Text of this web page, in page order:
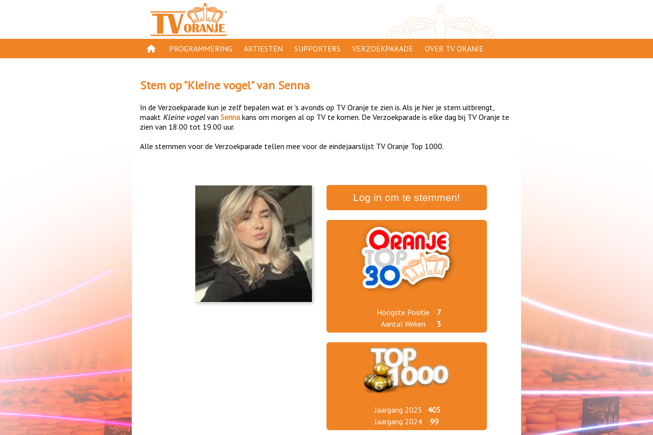
PROGRAMMERING
GESPEELD OP TV ORANJE
ORANJE KROON
TV ORANJE TOP 1000
11 VAN ORANJE
ARTIESTEN SUPPORTERS
AANMELDEN
VERZOEKPARADE OVER TV ORANJE
ADVERTEREN
PRIVACY
Stem op "Kleine vogel" van Senna
In de Verzoekparade kun je zelf bepalen wat er 's avonds op TV Oranje te zien is. Als je hier je stem uitbrengt,
maakt Kleine vogelvan Senna kans om morgen al op TV te komen. De Verzoekparade is elke dag bij TV Oranje te
zien van 18.00 tot 19.00 uur.
Alle stemmen voor de Verzoekparade tellen mee voor de eindejaarslijst TV Oranje Top 1000.
Log in om te stemmen!
Hoogste Positie
7
Aantal Weken
3
Jaargang 2025
405
Jaargang 2024
99